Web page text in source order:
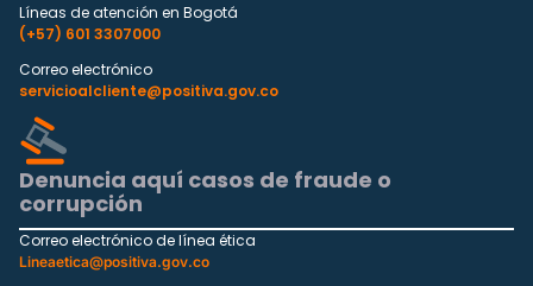
Líneas de atención en Bogotá
(+57) 601 3307000
Correo electrónico
servicioalcliente@positiva.gov.co
Denuncia aquí casos de fraude o
corrupción
Correo electrónico de línea ética
Lineaetica@positiva.gov.co